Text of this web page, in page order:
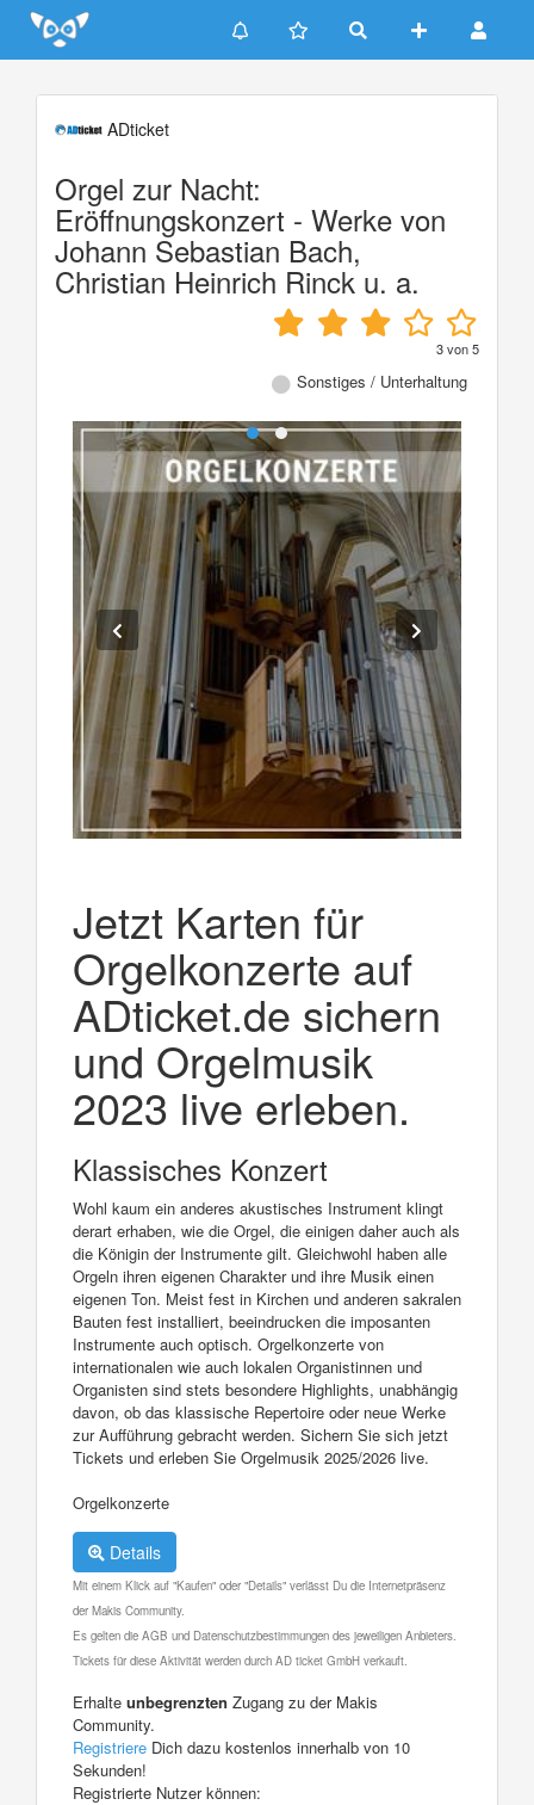
Update cookies preferences
ADticket
Orgel zur Nacht:
Eröffnungskonzert - Werke von
Johann Sebastian Bach,
Christian Heinrich Rinck u. a.
3von5
Sonstiges / Unterhaltung
Jetzt Karten für
Orgelkonzerte auf
ADticket.de sichern
und Orgelmusik
2023 live erleben.
Klassisches Konzert
Wohl kaum ein anderes akustisches Instrument klingt
derart erhaben, wie die Orgel, die einigen daher auch als
die Königin der Instrumente gilt. Gleichwohl haben alle
Orgeln ihren eigenen Charakter und ihre Musik einen
eigenen Ton. Meist fest in Kirchen und anderen sakralen
Bauten fest installiert, beeindrucken die imposanten
Instrumente auch optisch. Orgelkonzerte von
internationalen wie auch lokalen Organistinnen und
Organisten sind stets besondere Highlights, unabhängig
davon, ob das klassische Repertoire oder neue Werke
zur Aufführung gebracht werden. Sichern Sie sich jetzt
Tickets und erleben Sie Orgelmusik 2025/2026 live.
Orgelkonzerte
Details
Mit einem Klick auf "Kaufen" oder "Details" verlässt Du die Internetpräsenz
der Makis Community.
Es gelten die AGB und Datenschutzbestimmungen des jeweiligen Anbieters.
Tickets für diese Aktivität werden durch AD ticket GmbH verkauft.
Erhalte unbegrenzten Zugang zu der Makis
Community.
Registriere Dich dazu kostenlos innerhalb von 10
Sekunden!
Registrierte Nutzer können: